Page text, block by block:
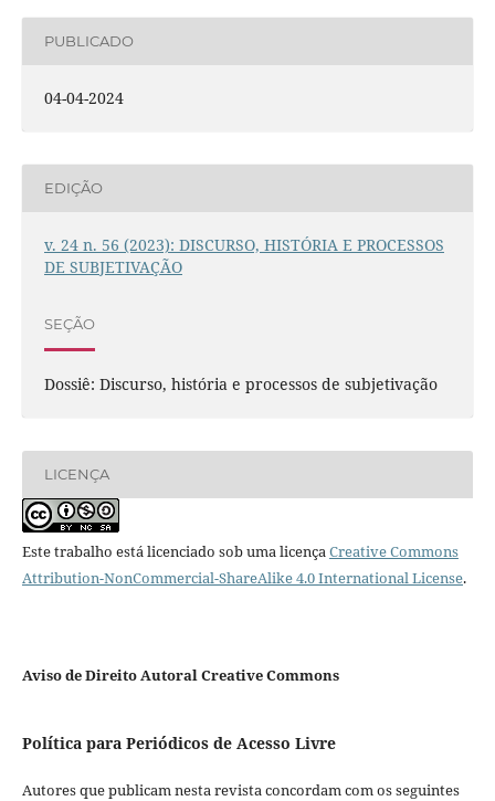
PUBLICADO
04-04-2024
EDIÇÃO
v. 24 n. 56 (2023): DISCURSO, HISTÓRIA E PROCESSOS
DE SUBJETIVAÇÃO
SEÇÃO
Dossiê: Discurso, história e processos de subjetivação
LICENÇA
Este trabalho está licenciado sob uma licençaCreative Commons
Attribution-NonCommercial-ShareAlike 4.0 International License.
Aviso de Direito Autoral Creative Commons
Política para Periódicos de Acesso Livre
Autores que publicam nesta revista concordam com os seguintes